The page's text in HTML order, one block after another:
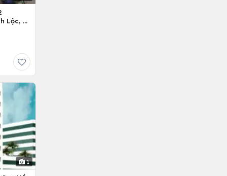
Lộc, H.
1